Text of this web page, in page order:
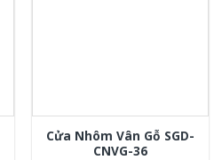
Cửa Nhôm Vân Gỗ SGD-
CNVG-36